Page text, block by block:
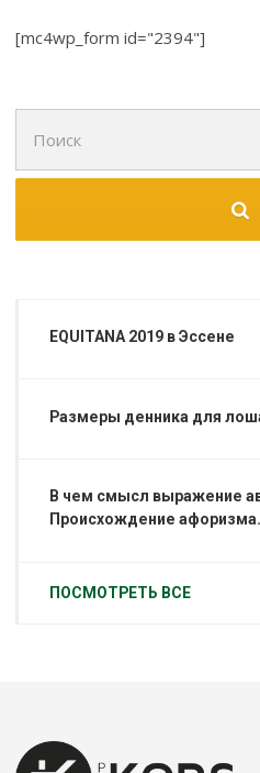
[mc4wp_form id="2394"]
для:
EQUITANA 2019 в Эссене
Размеры денника для
В чем смысл выражение
Происхождение афоризма.
ПОСМОТРЕТЬ ВСЕ